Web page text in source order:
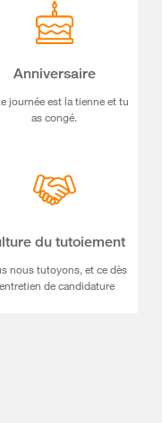
Anniversaire
journée est la tienne et tu
as congé.
du tutoiement
nous tutoyons, et ce dès
de candidature